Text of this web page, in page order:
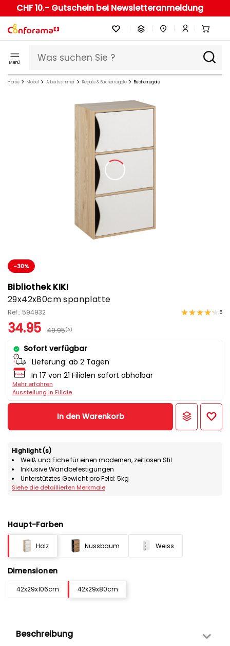
CHF 10.- Gutschein bei Newsletteranmeldung
Menü
Home Möbel Arbeitszimmer Regale & Bücherregale Bücherregale
-30%
Bibliothek KIKI
29x42x80cm spanplatte
Ref.: 594932 5
34.95 49.95(A)
Sofort verfügbar
Lieferung: ab 2 Tagen
In 17 von 21 Filialen sofort abholbar
Mehr erfahren
Ausstellung in Filiale
In den Warenkorb
Highlight(s)
Weiß und Eiche für einen modernen, zeitlosen Stil
Inklusive Wandbefestigungen
Unterstütztes Gewicht pro Feld: 5kg
Siehe die detaillierten Merkmale
Haupt-Farben
Holz Nussbaum Weiss
Dimensionen
42x29x106cm 42x29x80cm
Beschreibung